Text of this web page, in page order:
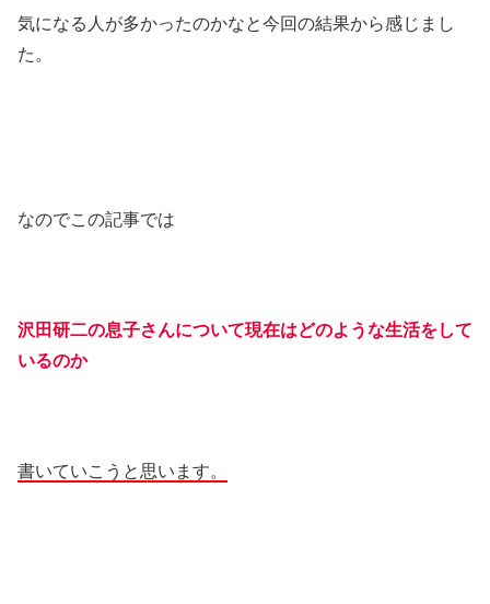
気になる人が多かったのかなと今回の結果から感じまし
た。
なのでこの記事では
沢田研二の息子さんについて現在はどのような生活をして
いるのか
書いていこうと思います。